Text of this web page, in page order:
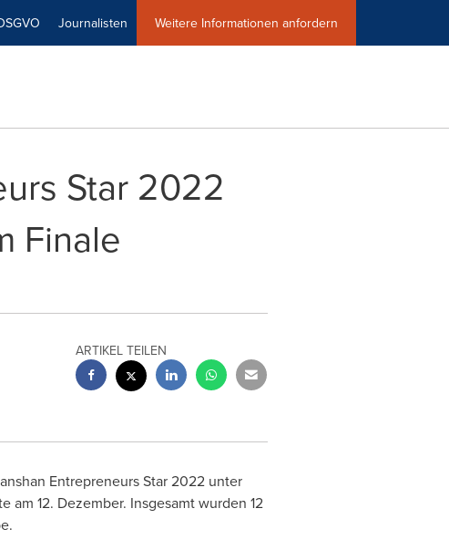
Journalisten Weitere Informationen anfordern
Star 2022
Finale
ARTIKEL TEILEN
Entrepreneurs Star 2022 unter
12. Dezember. Insgesamt wurden 12